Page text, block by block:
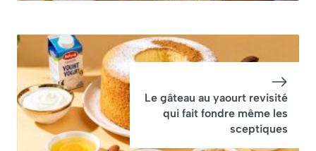
Le gâteau au yaourt revisité
qui fait fondre même les
sceptiques